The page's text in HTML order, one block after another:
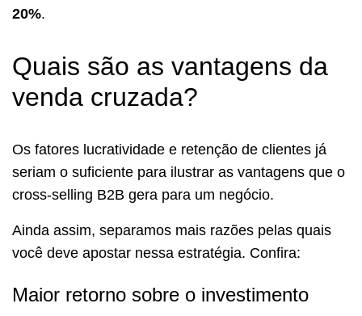
20%.
Quais são as vantagens da
venda cruzada?
Os fatores lucratividade e retenção de clientes já
seriam o suficiente para ilustrar as vantagens que o
cross-selling B2B gera para um negócio.
Ainda assim, separamos mais razões pelas quais
você deve apostar nessa estratégia. Confira:
Maior retorno sobre o investimento